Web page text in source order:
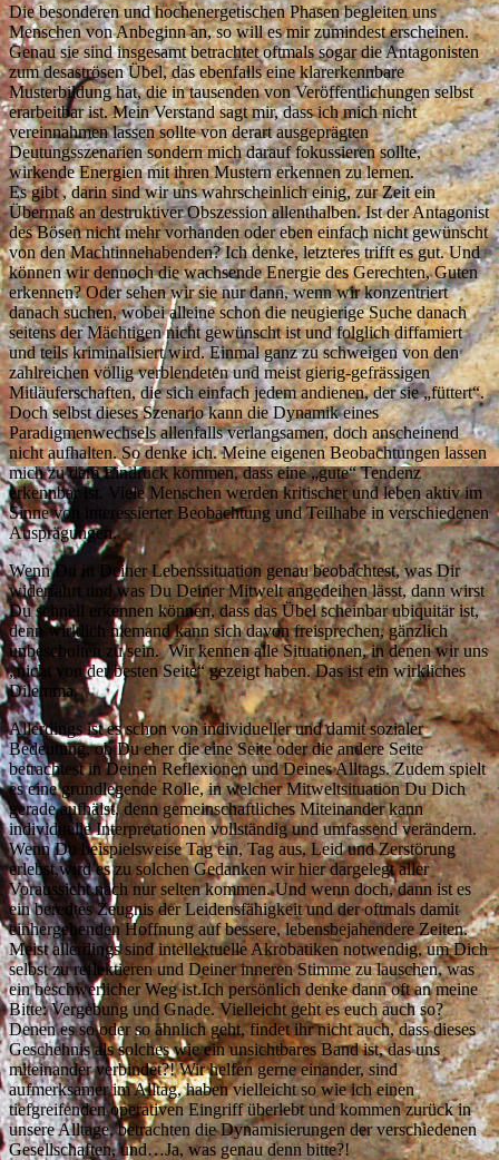
Die besonderen und hochenergetischen Phasen begleiten uns
Menschen von Anbeginn an, so will es mir zumindest erscheinen.
Genau sie sind insgesamt betrachtet oftmals sogar die Antagonisten
zum desaströsen Übel, das ebenfalls eine klarerkennbare
Musterbildung hat, die in tausenden von Veröffentlichungen selbst
erarbeitbar ist. Mein Verstand sagt mir, dass ich mich nicht
vereinnahmen lassen sollte von derart ausgeprägten
Deutungsszenarien sondern mich darauf fokussieren sollte,
wirkende Energien mit ihren Mustern erkennen zu lernen.
Es gibt , darin sind wir uns wahrscheinlich einig, zur Zeit ein
Übermaß an destruktiver Obszession allenthalben. Ist der Antagonist
des Bösen nicht mehr vorhanden oder eben einfach nicht gewünscht
von den Machtinnehabenden? Ich denke, letzteres trifft es gut. Und
können wir dennoch die wachsende Energie des Gerechten, Guten
erkennen? Oder sehen wir sie nur dann, wenn wir konzentriert
danach suchen, wobei alleine schon die neugierige Suche danach
seitens der Mächtigen nicht gewünscht ist und folglich diffamiert
und teils kriminalisiert wird. Einmal ganz zu schweigen von den
zahlreichen völlig verblendeten und meist gierig-gefrässigen
Mitläuferschaften, die sich einfach jedem andienen, der sie „füttert“.
Doch selbst dieses Szenario kann die Dynamik eines
Paradigmenwechsels allenfalls verlangsamen, doch anscheinend
nicht aufhalten. So denke ich. Meine eigenen Beobachtungen lassen
mich zu dem Eindruck kommen, dass eine „gute“ Tendenz
erkennbar ist. Viele Menschen werden kritischer und leben aktiv im
Sinne von interessierter Beobachtung und Teilhabe in verschiedenen
Ausprägungen.
Wenn Du in Deiner Lebenssituation genau beobachtest, was Dir
widerfährt und was Du Deiner Mitwelt angedeihen lässt, dann wirst
Du schnell erkennen können, dass das Übel scheinbar ubiquitär ist,
denn wirklich niemand kann sich davon freisprechen, gänzlich
unbescholten zu sein. Wir kennen alle Situationen, in denen wir uns
„nicht von der besten Seite“ gezeigt haben. Das ist ein wirkliches
Dilemma.
Allerdings ist es schon von individueller und damit sozialer
Bedeutung, ob Du eher die eine Seite oder die andere Seite
betrachtest in Deinen Reflexionen und Deines Alltags. Zudem spielt
es eine grundlegende Rolle, in welcher Mitweltsituation Du Dich
gerade aufhälst, denn gemeinschaftliches Miteinander kann
individuelle Interpretationen vollständig und umfassend verändern.
Wenn Du beispielsweise Tag ein, Tag aus, Leid und Zerstörung
erlebst,wird es zu solchen Gedanken wir hier dargelegt aller
Voraussicht nach nur selten kommen. Und wenn doch, dann ist es
ein beredtes Zeugnis der Leidensfähigkeit und der oftmals damit
einhergehenden Hoffnung auf bessere, lebensbejahendere Zeiten.
Meist allerdings sind intellektuelle Akrobatiken notwendig, um Dich
selbst zu reflektieren und Deiner inneren Stimme zu lauschen, was
ein beschwerlicher Weg ist.Ich persönlich denke dann oft an meine
Bitte: Vergebung und Gnade. Vielleicht geht es euch auch so?
Denen es so oder so ähnlich geht, findet ihr nicht auch, dass dieses
Geschehnis als solches wie ein unsichtbares Band ist, das uns
miteinander verbindet?! Wir helfen gerne einander, sind
aufmerksamer im Alltag, haben vielleicht so wie ich einen
tiefgreifenden operativen Eingriff überlebt und kommen zurück in
unsere Alltage, betrachten die Dynamisierungen der verschiedenen
Gesellschaften, und…Ja, was genau denn bitte?!